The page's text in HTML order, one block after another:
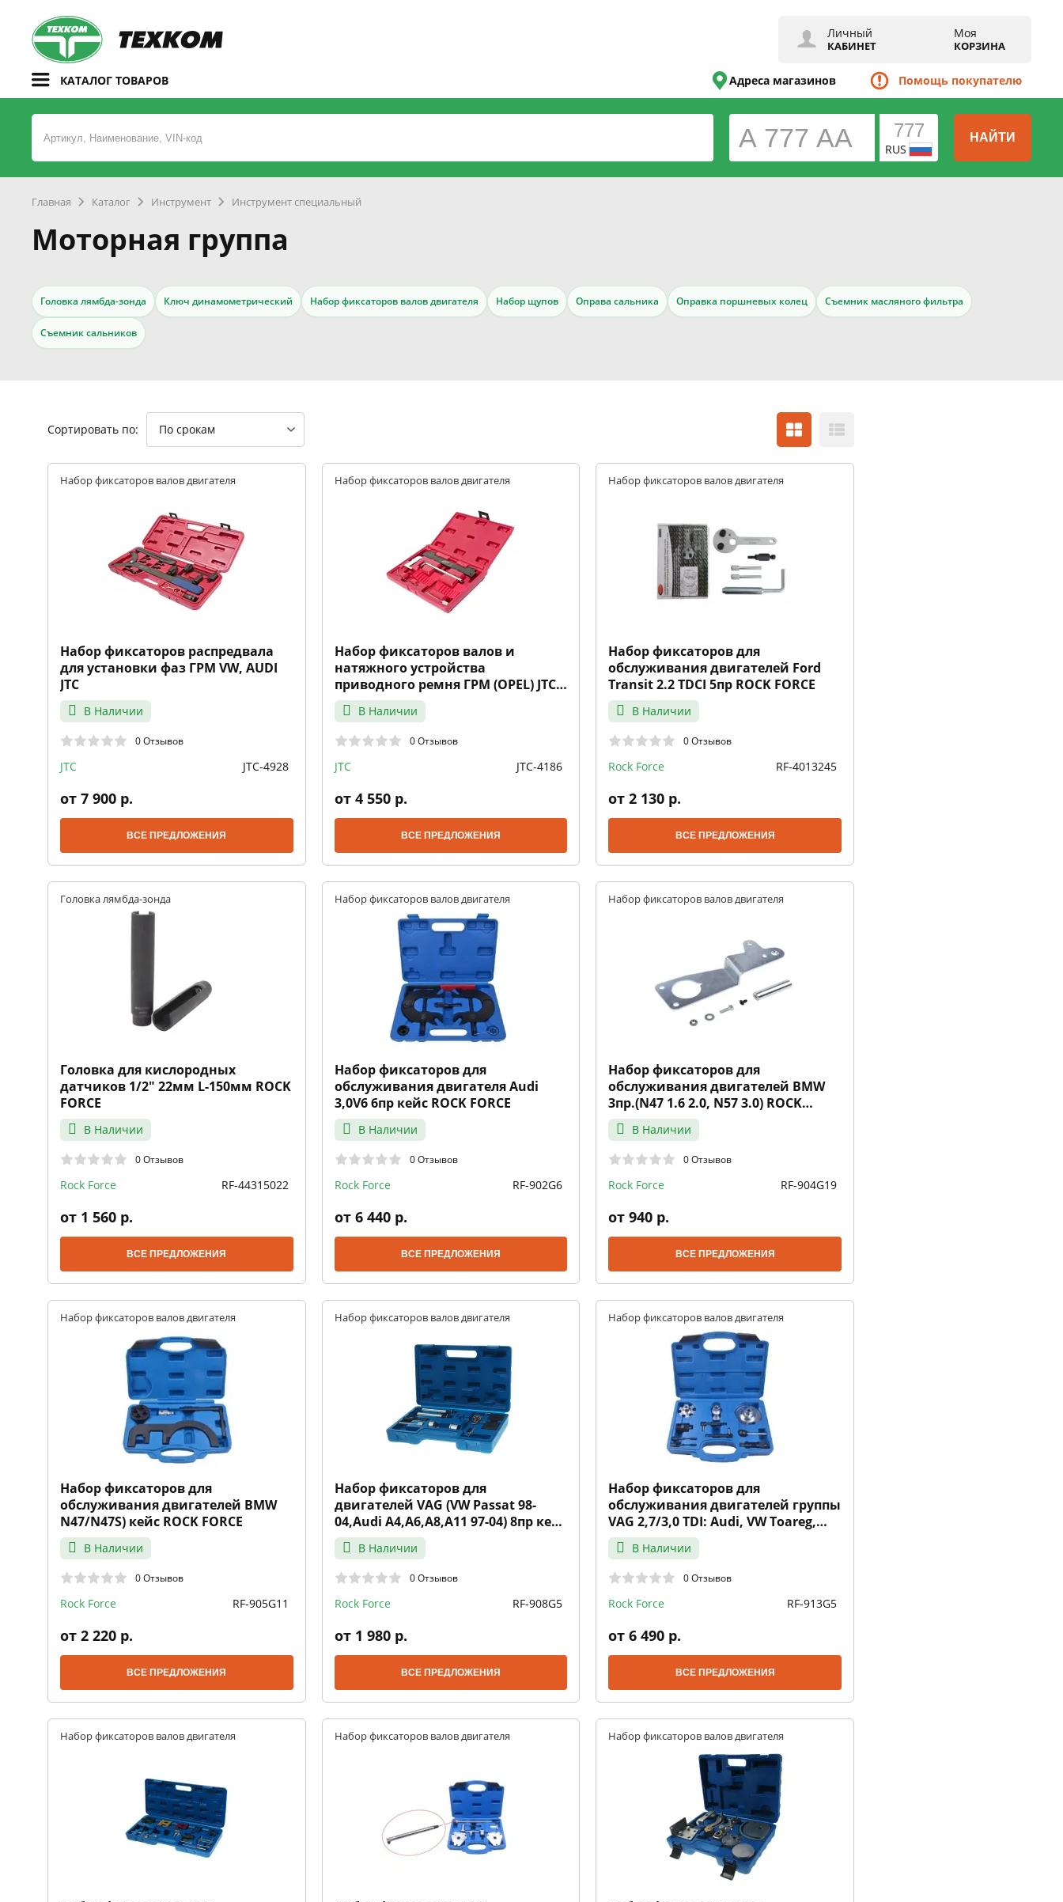
Личный
КАБИНЕТ
Моя
КОРЗИНА
КАТАЛОГ ТОВАРОВ Адреса магазинов Помощь покупателю
RUS
НАЙТИ
Главная Каталог Инструмент Инструмент специальный
Моторная группа
Головка лямбда-зонда Ключ динамометрический Набор фиксаторов валов двигателя Набор щупов Оправа сальника Оправка поршневых колец Съемник масляного фильтра
Съемник сальников
Сортировать по: По срокам
Набор фиксаторов валов двигателя
Набор фиксаторов распредвала
для установки фаз ГРМ VW, AUDI
JTC
В Наличии
0 Отзывов
JTC JTC-4928
от 7 900 р.
ВСЕ ПРЕДЛОЖЕНИЯ
Набор фиксаторов валов двигателя
Набор фиксаторов валов и
натяжного устройства
приводного ремня ГРМ (OPEL) JTC
/1
В Наличии
0 Отзывов
JTC JTC-4186
от 4 550 р.
ВСЕ ПРЕДЛОЖЕНИЯ
Набор фиксаторов валов двигателя
Набор фиксаторов для
обслуживания двигателей Ford
Transit 2.2 TDCI 5пр ROCK FORCE
В Наличии
0 Отзывов
Rock Force RF-4013245
от 2 130 р.
ВСЕ ПРЕДЛОЖЕНИЯ
Головка лямбда-зонда
Головка для кислородных
датчиков 1/2" 22мм L-150мм ROCK
FORCE
В Наличии
0 Отзывов
Rock Force RF-44315022
от 1 560 р.
ВСЕ ПРЕДЛОЖЕНИЯ
Набор фиксаторов валов двигателя
Набор фиксаторов для
обслуживания двигателя Audi
3,0V6 6пр кейс ROCK FORCE
В Наличии
0 Отзывов
Rock Force RF-902G6
от 6 440 р.
ВСЕ ПРЕДЛОЖЕНИЯ
Набор фиксаторов валов двигателя
Набор фиксаторов для
обслуживания двигателей BMW
3пр.(N47 1.6 2.0, N57 3.0) ROCK
FORCE
В Наличии
0 Отзывов
Rock Force RF-904G19
от 940 р.
ВСЕ ПРЕДЛОЖЕНИЯ
Набор фиксаторов валов двигателя
Набор фиксаторов для
обслуживания двигателей BMW
N47/N47S) кейс ROCK FORCE
В Наличии
0 Отзывов
Rock Force RF-905G11
от 2 220 р.
ВСЕ ПРЕДЛОЖЕНИЯ
Набор фиксаторов валов двигателя
Набор фиксаторов для
двигателей VAG (VW Passat 98-
04,Audi A4,A6,A8,A11 97-04) 8пр кейс
ROCK FORCE
В Наличии
0 Отзывов
Rock Force RF-908G5
от 1 980 р.
ВСЕ ПРЕДЛОЖЕНИЯ
Набор фиксаторов валов двигателя
Набор фиксаторов для
обслуживания двигателей группы
VAG 2,7/3,0 TDI: Audi, VW Toareg,
Phaeton 10пр к
В Наличии
0 Отзывов
Rock Force RF-913G5
от 6 490 р.
ВСЕ ПРЕДЛОЖЕНИЯ
Набор фиксаторов валов двигателя Набор фиксаторов валов двигателя Набор фиксаторов валов двигателя